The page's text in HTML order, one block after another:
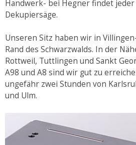
Handwerk- bei Hegner findet jeder
Dekupiersäge.
Unseren Sitz haben wir in
Rand des Schwarzwalds. In der
Rottweil, Tuttlingen und Sankt
A98 und A8 sind wir gut zu
ungefähr zwei Stunden von
und Ulm.